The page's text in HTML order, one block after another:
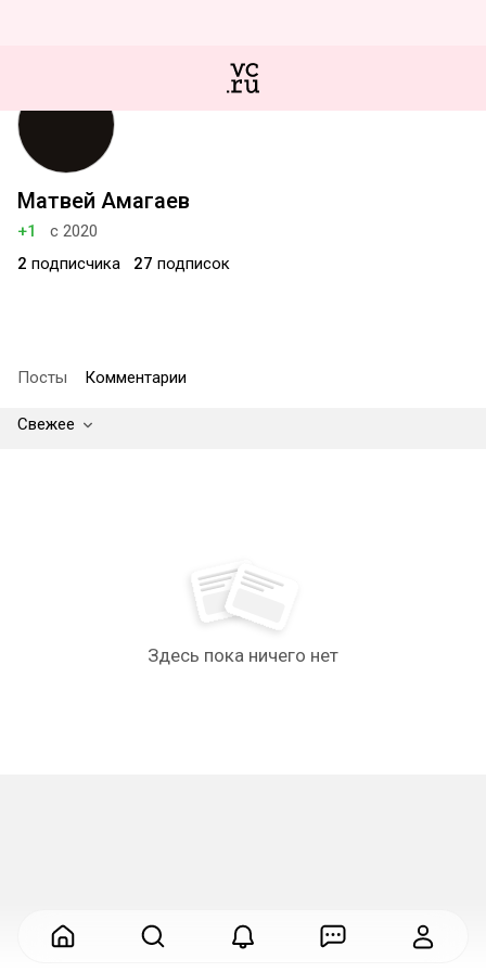
Матвей Амагаев
+1
с 2020
2 подписчика 27 подписок
Посты Комментарии
Свежее
Здесь пока ничего нет